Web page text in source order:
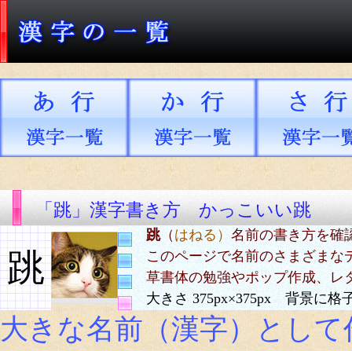
「跳」漢字書き方 かっこいい跳
跳
跳（ はねる） 名前の書き方を確
このページで名前のさまざまな
草書体の勉強やポップ作成、レ
大きさ 375px×375px 背景に格
大きな名前（漢字）とし